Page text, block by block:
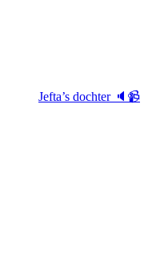
Jefta’s dochter 🔈📹